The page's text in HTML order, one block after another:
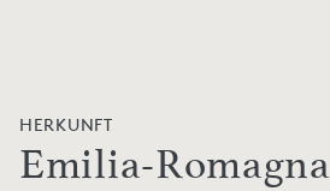
HERKUNFT
Emilia-Romagna